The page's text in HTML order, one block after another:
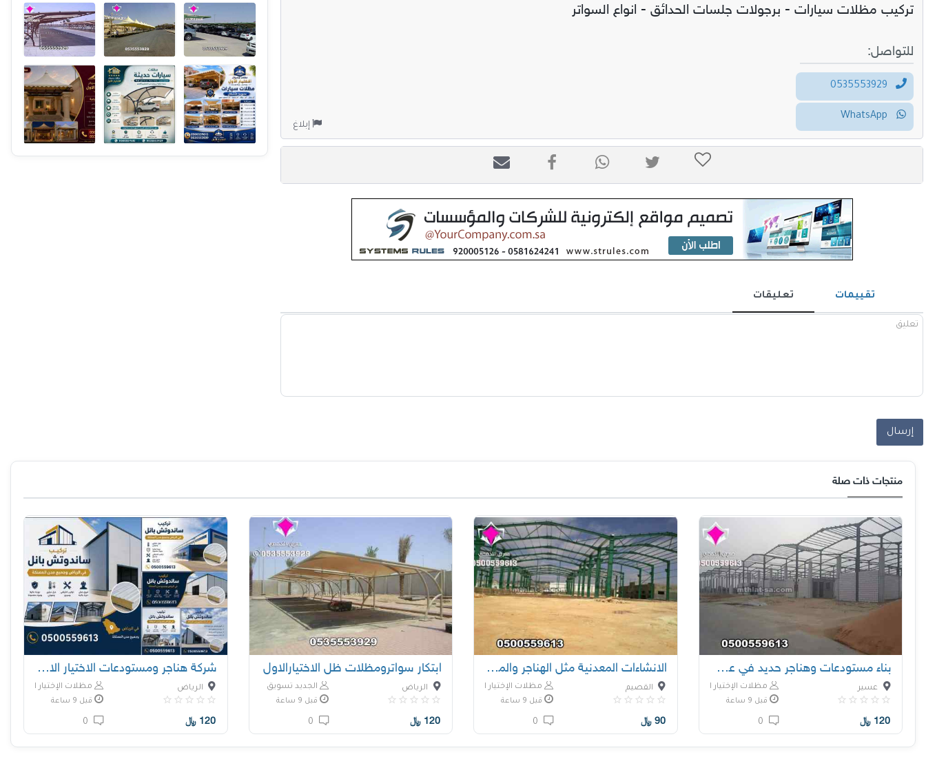
تركيب مظلات سيارات - برجولات جلسات الحدائق - انواع السواتر
للتواصل:
إبلاغ
تقييمات تعليقات
إرسال
منتجات ذات صلة
بناء مستودعات وهناجر حديد في عسير O5OO559613
مظلات الإختيار الأول عسير
قبل 9 ساعة
120 ﷼
الانشاءات المعدنية مثل الهناجر والمصانع
مظلات الإختيار الأول القصيم
قبل 9 ساعة
90 ﷼
ابتكار سواترومظلات ظل الاختيارالاول
الجديد تسويق الرياض
قبل 9 ساعة
120 ﷼
شركة هناجر ومستودعات الاختيار الاول للمقاولات
مظلات الإختيار الأول الرياض
قبل 9 ساعة
120 ﷼